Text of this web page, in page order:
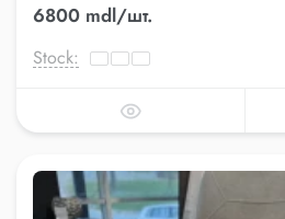
6800 mdl/шт.
Stock: